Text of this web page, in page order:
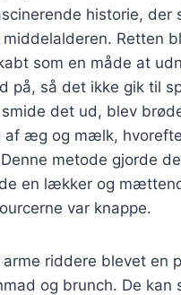
historie, der
Retten
som en måde at
på, så det ikke gik til
det ud, blev
af æg og mælk,
metode gjorde
en lækker og
var knappe.
arme riddere blevet en
og brunch. De kan